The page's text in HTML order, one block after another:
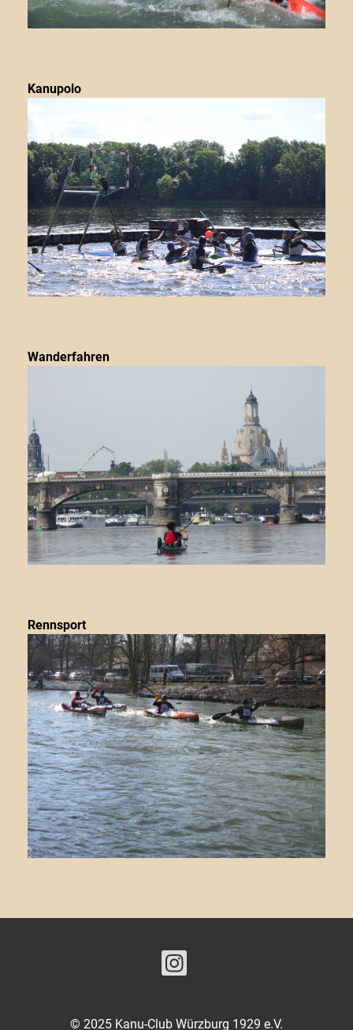
Kanupolo
Wanderfahren
Rennsport
© 2025 Kanu-Club Würzburg 1929 e.V.